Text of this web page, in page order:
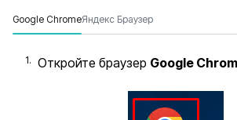
Google ChromeЯндекс Браузер
Откройте браузер Google